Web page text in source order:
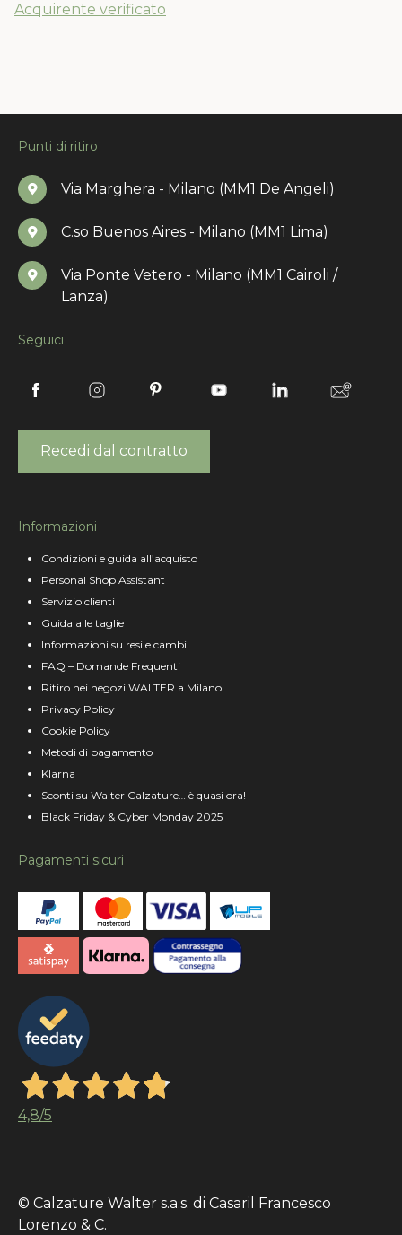
Acquirente verificato
Punti di ritiro
Via Marghera - Milano (MM1 De Angeli)
C.so Buenos Aires - Milano (MM1 Lima)
Via Ponte Vetero - Milano (MM1 Cairoli /
Lanza)
Seguici
Recedi dal contratto
Informazioni
Condizioni e guida all’acquisto
Personal Shop Assistant
Servizio clienti
Guida alle taglie
Informazioni su resi e cambi
FAQ – Domande Frequenti
Ritiro nei negozi WALTER a Milano
Privacy Policy
Cookie Policy
Metodi di pagamento
Klarna
Sconti su Walter Calzature… è quasi ora!
Black Friday & Cyber Monday 2025
Pagamenti sicuri
4,8/5
© Calzature Walter s.a.s. di Casaril Francesco
Lorenzo & C.